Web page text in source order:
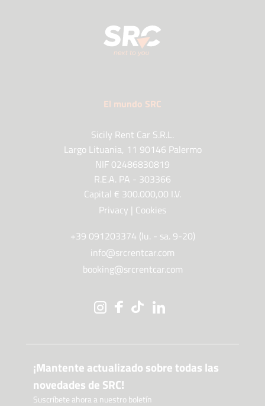
El mundo SRC
Sicily Rent Car S.R.L.
Largo Lituania, 11 90146 Palermo
NIF 02486830819
R.E.A. PA - 303366
Capital € 300.000,00 I.V.
Privacy | Cookies
+39 091203374 (lu. - sa. 9-20)
info@srcrentcar.com
booking@srcrentcar.com
¡Mantente actualizado sobre todas las
novedades de SRC!
Suscríbete ahora a nuestro boletín